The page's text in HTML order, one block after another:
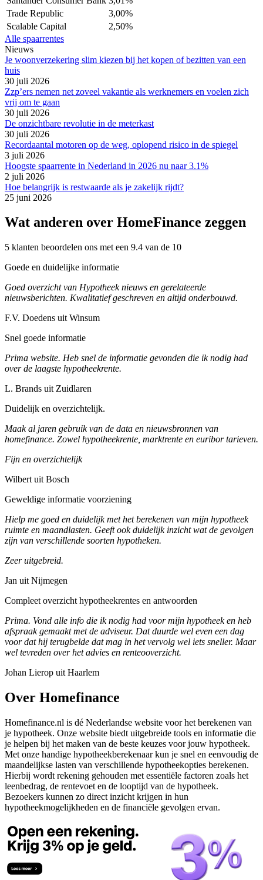
Trade Republic
3,00%
Scalable Capital
2,50%
Alle spaarrentes
Nieuws
Je woonverzekering slim kiezen bij het kopen of bezitten van een
huis
30 juli 2026
Zzp’ers nemen net zoveel vakantie als werknemers en voelen zich
vrij om te gaan
30 juli 2026
De onzichtbare revolutie in de meterkast
30 juli 2026
Recordaantal motoren op de weg, oplopend risico in de spiegel
3 juli 2026
Hoogste spaarrente in Nederland in 2026 nu naar 3.1%
2 juli 2026
Hoe belangrijk is restwaarde als je zakelijk rijdt?
25 juni 2026
Wat anderen over HomeFinance zeggen
5 klanten beoordelen ons met een 9.4 van de 10
Goede en duidelijke informatie
Goed overzicht van Hypotheek nieuws en gerelateerde
nieuwsberichten. Kwalitatief geschreven en altijd onderbouwd.
F.V. Doedens uit Winsum
Snel goede informatie
Prima website. Heb snel de informatie gevonden die ik nodig had
over de laagste hypotheekrente.
L. Brands uit Zuidlaren
Duidelijk en overzichtelijk.
Maak al jaren gebruik van de data en nieuwsbronnen van
homefinance. Zowel hypotheekrente, marktrente en euribor tarieven.
Fijn en overzichtelijk
Wilbert uit Bosch
Geweldige informatie voorziening
Hielp me goed en duidelijk met het berekenen van mijn hypotheek
ruimte en maandlasten. Geeft ook duidelijk inzicht wat de gevolgen
zijn van verschillende soorten hypotheken.
Zeer uitgebreid.
Jan uit Nijmegen
Compleet overzicht hypotheekrentes en antwoorden
Prima. Vond alle info die ik nodig had voor mijn hypotheek en heb
afspraak gemaakt met de adviseur. Dat duurde wel even een dag
voor dat hij terugbelde dat mag in het vervolg wel iets sneller. Maar
wel tevreden over het advies en renteooverzicht.
Johan Lierop uit Haarlem
Over Homefinance
Homefinance.nl is dé Nederlandse website voor het berekenen van
je hypotheek. Onze website biedt uitgebreide tools en informatie die
je helpen bij het maken van de beste keuzes voor jouw hypotheek.
Met onze handige hypotheekberekenaar kun je snel en eenvoudig de
maandelijkse lasten van verschillende hypotheekopties berekenen.
Hierbij wordt rekening gehouden met essentiële factoren zoals het
leenbedrag, de rentevoet en de looptijd van de hypotheek.
Bezoekers kunnen zo direct inzicht krijgen in hun
hypotheekmogelijkheden en de financiële gevolgen ervan.